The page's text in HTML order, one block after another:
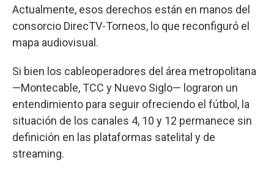
Actualmente, esos derechos están en manos del
consorcio DirecTV-Torneos, lo que reconfiguró el
mapa audiovisual.
Si bien los cableoperadores del área metropolitana
—Montecable, TCC y Nuevo Siglo— lograron un
entendimiento para seguir ofreciendo el fútbol, la
situación de los canales 4, 10 y 12 permanece sin
definición en las plataformas satelital y de
streaming.